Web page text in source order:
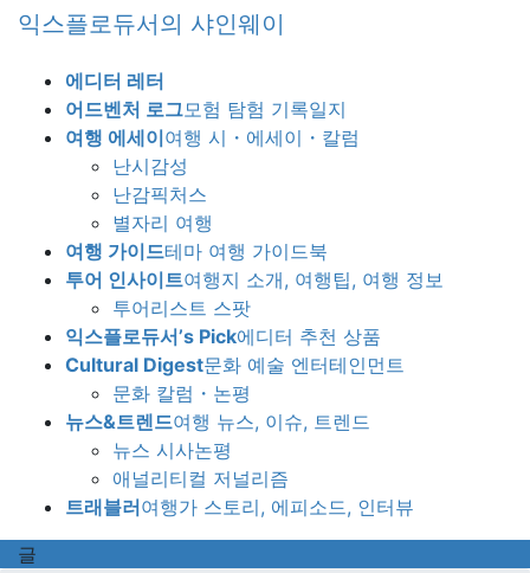
Skip
Skip
Navigation
익스플로듀서의 샤인웨이
에디터 레터
어드벤처 로그모험 탐험 기록일지
여행 에세이여행 시・에세이・칼럼
난시감성
난감픽처스
별자리 여행
여행 가이드테마 여행 가이드북
투어 인사이트여행지 소개, 여행팁, 여행 정보
투어리스트 스팟
익스플로듀서’s Pick에디터 추천 상품
Cultural Digest문화 예술 엔터테인먼트
문화 칼럼・논평
뉴스&트렌드여행 뉴스, 이슈, 트렌드
뉴스 시사논평
애널리티컬 저널리즘
트래블러여행가 스토리, 에피소드, 인터뷰
글